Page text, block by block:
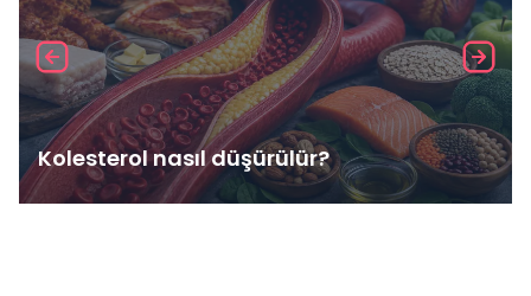
Kolesterol nasıl düşürülür?